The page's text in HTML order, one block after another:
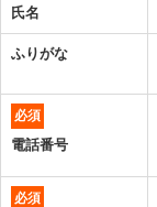
氏名
ふりがな
必須
電話番号
必須